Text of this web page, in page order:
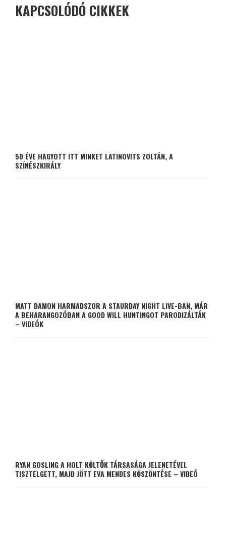
KAPCSOLÓDÓ CIKKEK
50 ÉVE HAGYOTT ITT MINKET LATINOVITS ZOLTÁN, A
SZÍNÉSZKIRÁLY
MATT DAMON HARMADSZOR A STAURDAY NIGHT LIVE-BAN, MÁR
A BEHARANGOZÓBAN A GOOD WILL HUNTINGOT PARODIZÁLTÁK
– VIDEÓK
RYAN GOSLING A HOLT KÖLTŐK TÁRSASÁGA JELENETÉVEL
TISZTELGETT, MAJD JÖTT EVA MENDES KÖSZÖNTÉSE – VIDEÓ